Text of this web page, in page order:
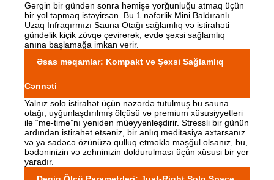
Gərgin bir gündən sonra həmişə yorğunluğu atmaq üçün
bir yol tapmaq istəyirsən. Bu 1 nəfərlik Mini Baldıranlı
Uzaq İnfraqırmızı Sauna Otağı sağlamlıq və istirahəti
gündəlik kiçik zövqə çevirərək, evdə şəxsi sağlamlıq
anına başlamağa imkan verir.
Əsas məqamlar: Kompakt və Şəxsi Sağlamlıq
Cənnəti
Yalnız solo istirahət üçün nəzərdə tutulmuş bu sauna
otağı, uyğunlaşdırılmış ölçüsü və premium xüsusiyyətləri
ilə “me-time”nı yenidən müəyyənləşdirir. Stressli bir günün
ardından istirahət etsəniz, bir anlıq meditasiya axtarsanız
və ya sadəcə özünüzə qulluq etməklə məşğul olsanız, bu,
bədəninizin və zehninizin doldurulması üçün xüsusi bir yer
yaradır.